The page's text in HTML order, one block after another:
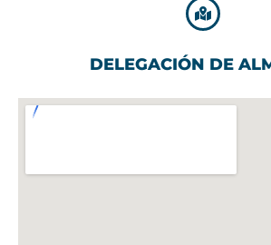
DELEGACIÓN DE